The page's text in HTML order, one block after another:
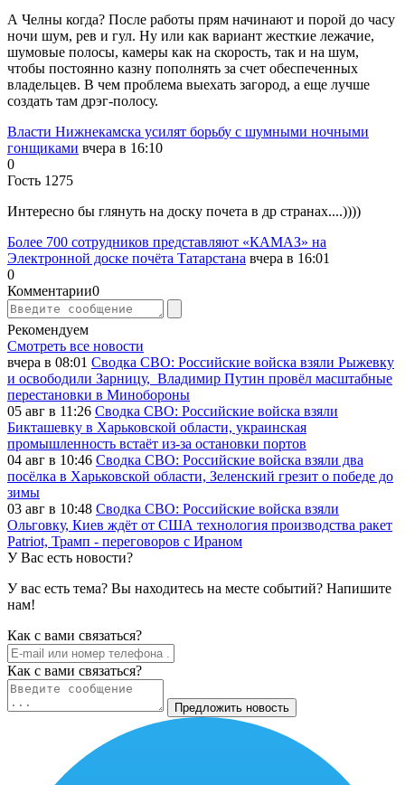
А Челны когда? После работы прям начинают и порой до часу
ночи шум, рев и гул. Ну или как вариант жесткие лежачие,
шумовые полосы, камеры как на скорость, так и на шум,
чтобы постоянно казну пополнять за счет обеспеченных
владельцев. В чем проблема выехать загород, а еще лучше
создать там дрэг-полосу.
Власти Нижнекамска усилят борьбу с шумными ночными
гонщиками вчера в 16:10
0
Гость 1275
Интересно бы глянуть на доску почета в др странах....))))
Более 700 сотрудников представляют «КАМАЗ» на
Электронной доске почёта Татарстана вчера в 16:01
0
Комментарии0
Рекомендуем
Смотреть все новости
вчера в 08:01 Сводка СВО: Российские войска взяли Рыжевку
и освободили Зарницу, Владимир Путин провёл масштабные
перестановки в Минобороны
05 авг в 11:26 Сводка СВО: Российские войска взяли
Бикташевку в Харьковской области, украинская
промышленность встаёт из-за остановки портов
04 авг в 10:46 Сводка СВО: Российские войска взяли два
посёлка в Харьковской области, Зеленский грезит о победе до
зимы
03 авг в 10:48 Сводка СВО: Российские войска взяли
Ольговку, Киев ждёт от США технология производства ракет
Patriot, Трамп - переговоров с Ираном
У Вас есть новости?
У вас есть тема? Вы находитесь на месте событий? Напишите
нам!
Как c вами связаться?
Как c вами связаться?
Предложить новость